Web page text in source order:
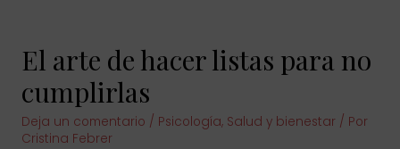
El arte de hacer listas para no
cumplirlas
Deja un comentario / Psicología, Salud y bienestar/ Por
Cristina Febrer